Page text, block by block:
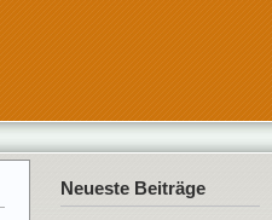
Neueste Beiträge